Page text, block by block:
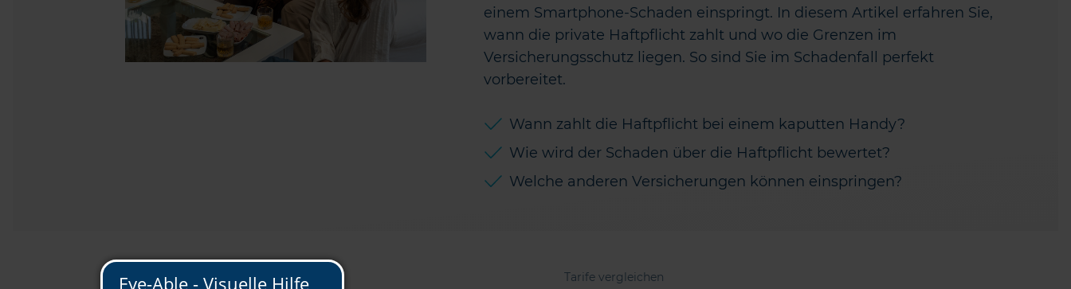
einem Smartphone-Schaden einspringt. In diesem Artikel erfahren Sie,
wann die private Haftpflicht zahlt und wo die Grenzen im
Versicherungsschutz liegen. So sind Sie im Schadenfall perfekt
vorbereitet.
Wann zahlt die Haftpflicht bei einem kaputten Handy?
Wie wird der Schaden über die Haftpflicht bewertet?
Welche anderen Versicherungen können einspringen?
Bleiben Sie auf dem Laufenden Tarife vergleichen